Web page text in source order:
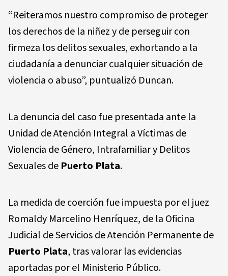
“Reiteramos nuestro compromiso de proteger
los derechos de la niñez y de perseguir con
firmeza los delitos sexuales, exhortando a la
ciudadanía a denunciar cualquier situación de
violencia o abuso”, puntualizó Duncan.
La denuncia del caso fue presentada ante la
Unidad de Atención Integral a Víctimas de
Violencia de Género, Intrafamiliar y Delitos
Sexuales de Puerto Plata.
La medida de coerción fue impuesta por el juez
Romaldy Marcelino Henríquez, de la Oficina
Judicial de Servicios de Atención Permanente de
Puerto Plata, tras valorar las evidencias
aportadas por el Ministerio Público.